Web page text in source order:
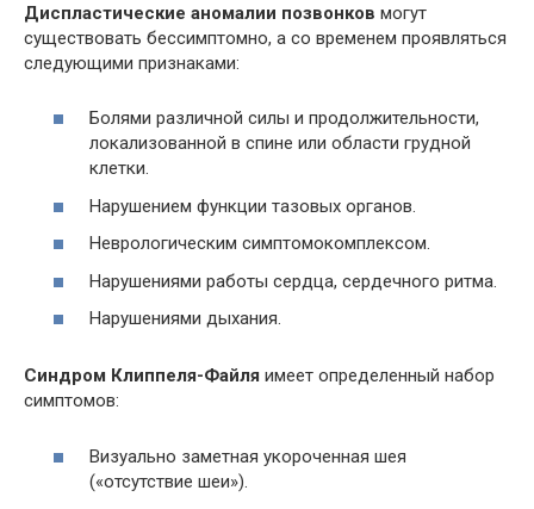
Диспластические аномалии позвонков могут
существовать бессимптомно, а со временем проявляться
следующими признаками:
Болями различной силы и продолжительности,
локализованной в спине или области грудной
клетки.
Нарушением функции тазовых органов.
Неврологическим симптомокомплексом.
Нарушениями работы сердца, сердечного ритма.
Нарушениями дыхания.
Синдром Клиппеля-Файля имеет определенный набор
симптомов:
Визуально заметная укороченная шея
(«отсутствие шеи»).